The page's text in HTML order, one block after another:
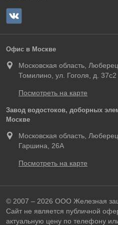
Офис в Москве
Московская область,
Томилино, ул. Гоголя, д. 37с2
Посмотреть на карте
Завод водостоков, доборных
Москве
Московская область,
Гаршина, 26А
Посмотреть на карте
© 2007 – 2026 ООО Железная
Сайт не является публичной
актуальную цену по телефону